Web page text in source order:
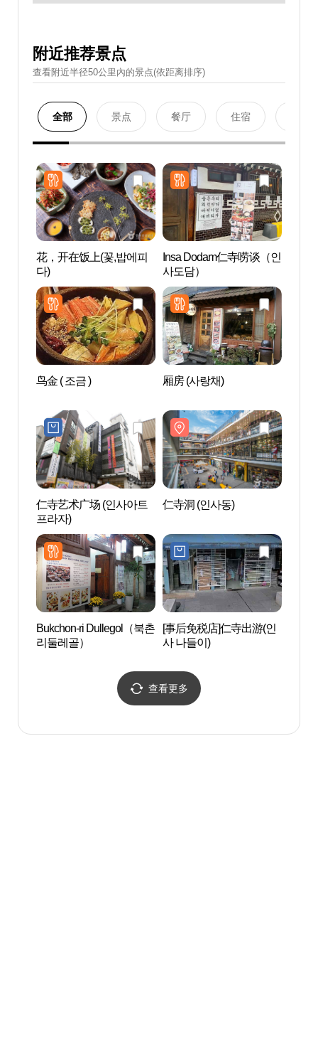
附近推荐景点
查看附近半径50公里內的景点(依距离排序)
全部 景点 餐厅 住宿
花，开在饭上(꽃,밥에피
다)
Insa Dodam仁寺唠谈（인
사도담）
鸟金 ( 조금 ) 厢房 (사랑채)
仁寺艺术广场 (인사아트
프라자)
仁寺洞 (인사동)
Bukchon-ri Dullegol（북촌
리둘레골）
[事后免税店]仁寺出游(인
사 나들이)
查看更多